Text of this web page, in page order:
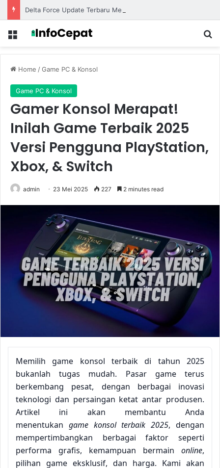
Menu
Home /Game PC & Konsol
Game PC & Konsol
Gamer Konsol Merapat!
Inilah Game Terbaik 2025
Versi Pengguna PlayStation,
Xbox, & Switch
admin 23 Mei 2025 227 2 minutes read
Memilih game konsol terbaik di tahun 2025
bukanlah tugas mudah. Pasar game terus
berkembang pesat, dengan berbagai inovasi
teknologi dan persaingan ketat antar produsen.
Artikel ini akan membantu Anda
menentukan game konsol terbaik 2025, dengan
mempertimbangkan berbagai faktor seperti
performa grafis, kemampuan bermain online,
pilihan game eksklusif, dan harga. Kami akan